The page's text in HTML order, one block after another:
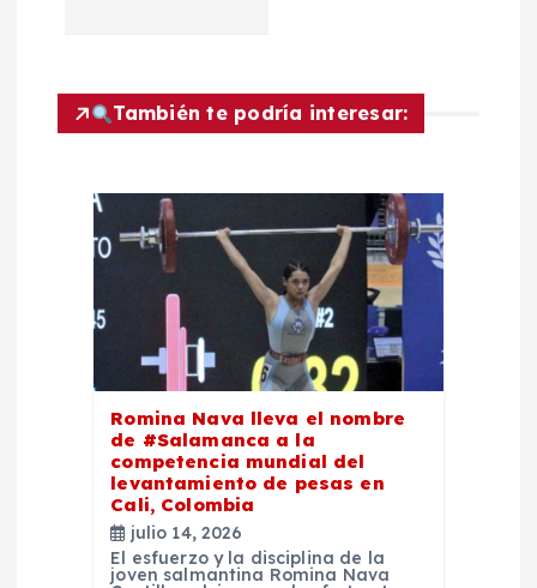
ó
También te podría interesar:
Romina Nava lleva el nombre
de #Salamanca a la
competencia mundial del
levantamiento de pesas en
Cali, Colombia
julio 14, 2026
El esfuerzo y la disciplina de la
joven salmantina Romina Nava